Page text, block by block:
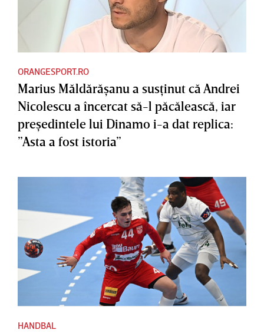
ORANGESPORT.RO
Marius Măldărăşanu a susţinut că Andrei
Nicolescu a încercat să-l păcălească, iar
preşedintele lui Dinamo i-a dat replica:
”Asta a fost istoria”
HANDBAL